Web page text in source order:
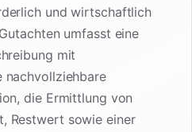
und wirtschaftlich
umfasst eine
mit
nachvollziehbare
die Ermittlung von
Restwert sowie einer